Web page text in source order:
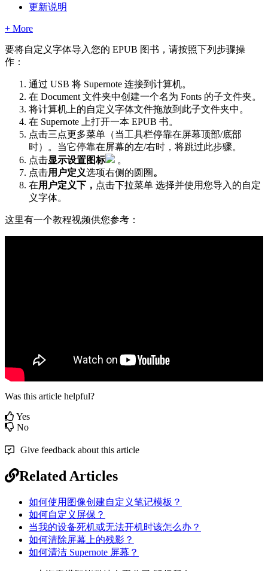
更新说明
+ More
要将自定 义字体导 入您的 EPUB 图书 ， 请按照下列 步骤操
作 ：
通过 USB 将 Supernote 连接到 计算机。
在 Document 文件夹中创 建一个名为 Fonts 的子文件夹。
将计算机 上的自定 义字体文件拖放到 此子文件夹中 。
在 Supernote 上打开一本 EPUB 书。
点击三点更多菜单 （当工具栏停靠在屏幕顶部/底部
时） 。 当它停靠在屏幕的左/右时 ， 将跳过此步骤。
点击显示设置图标
。
点击用 户定 义选项右侧 的圆 圈。
在用 户定 义下 ， 点击下拉菜单 选择并使用您导 入 的自定
义字体。
这里有一个教程视频供您参考 ：
Was this article helpful?
Yes
No
Give feedback about this article
Related Articles
如何使用图像创建自定义笔记模板？
如何自定义屏保？
当我的设备死机或无法开机时该怎么办？
如何清除屏幕上的残影？
如何清洁 Supernote 屏幕？